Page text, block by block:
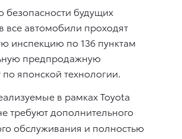
безопасности будущих
все автомобили проходят
инспекцию по 136 пунктам
предпродажную
по японской технологии.
в рамках Toyota
не требуют дополнительного
обслуживания и полностью